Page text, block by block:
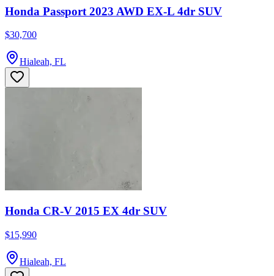
Honda Passport 2023 AWD EX-L 4dr SUV
$30,700
Hialeah, FL
Honda CR-V 2015 EX 4dr SUV
$15,990
Hialeah, FL